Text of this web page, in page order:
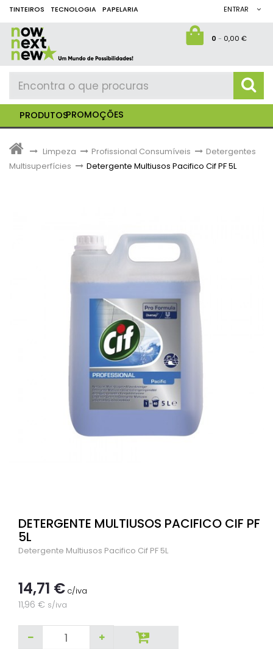
TINTEIROS TECNOLOGIA PAPELARIA ENTRAR
0- 0,00 €
PRODUTOSPROMOÇÕES
> Limpeza > Profissional Consumíveis >
Detergentes
Multisuperfícies > Detergente Multiusos Pacifico Cif PF 5L
DETERGENTE MULTIUSOS PACIFICO CIF PF
5L
Detergente Multiusos Pacifico Cif PF 5L
14,71 € c/iva
11,96 € s/iva